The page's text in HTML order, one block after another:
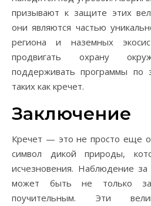
призывают к защите этих
они являются частью
региона и наземных
продвигать охрану
поддерживать программы по
таких как кречет.
Заключение
Кречет — это не просто еще
символ дикой природы,
исчезновения. Наблюдение
может быть не только
поучительным. Эти